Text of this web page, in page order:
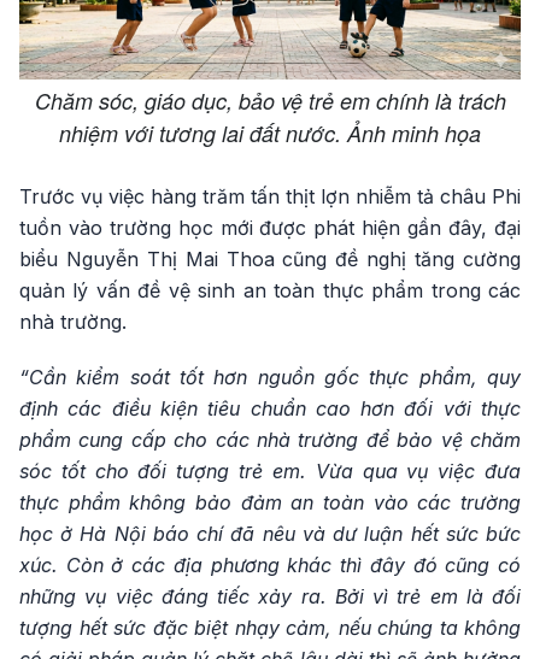
Chăm sóc, giáo dục, bảo vệ trẻ em chính là trách
nhiệm với tương lai đất nước. Ảnh minh họa
Trước vụ việc hàng trăm tấn thịt lợn nhiễm tả châu Phi
tuồn vào trường học mới được phát hiện gần đây, đại
biểu Nguyễn Thị Mai Thoa cũng đề nghị tăng cường
quản lý vấn đề vệ sinh an toàn thực phẩm trong các
nhà trường.
“Cần kiểm soát tốt hơn nguồn gốc thực phẩm, quy
định các điều kiện tiêu chuẩn cao hơn đối với thực
phẩm cung cấp cho các nhà trường để bảo vệ chăm
sóc tốt cho đối tượng trẻ em. Vừa qua vụ việc đưa
thực phẩm không bảo đảm an toàn vào các trường
học ở Hà Nội báo chí đã nêu và dư luận hết sức bức
xúc. Còn ở các địa phương khác thì đây đó cũng có
những vụ việc đáng tiếc xảy ra. Bởi vì trẻ em là đối
tượng hết sức đặc biệt nhạy cảm, nếu chúng ta không